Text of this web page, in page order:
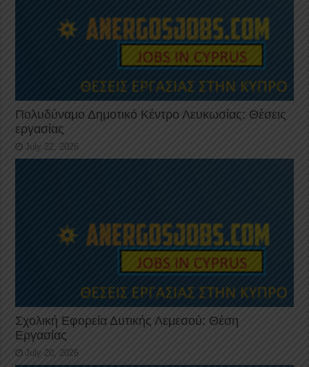
Πολυδύναμο Δημοτικό Κέντρο Λευκωσίας: Θέσεις
εργασίας
July 22, 2026
Σχολική Εφορεία Δυτικής Λεμεσού: Θέση
Εργασίας
July 20, 2026